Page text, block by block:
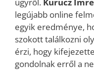
legújabb online
egyik eredménye,
szokott találkozni
érzi, hogy
gondolnak erről a